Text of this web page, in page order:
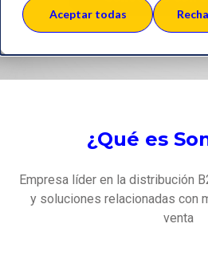
Aceptar todas
¿Qué es
Empresa líder en la distribución
y soluciones relacionadas con
venta